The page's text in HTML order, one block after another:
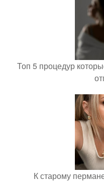
Топ 5 процедур
К старому